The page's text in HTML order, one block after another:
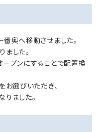
奥へ移動させました。
した。
ープンにすることで配置換
お選びいただき、
ました。